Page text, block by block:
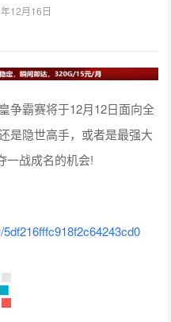
12月16日
争霸赛将于12月12日面向全
是隐世高手，或者是最强大
一战成名的机会!